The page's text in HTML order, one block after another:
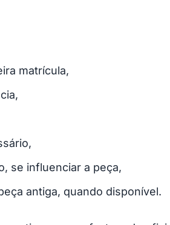
matrícula,
se influenciar a peça,
antiga, quando disponível.